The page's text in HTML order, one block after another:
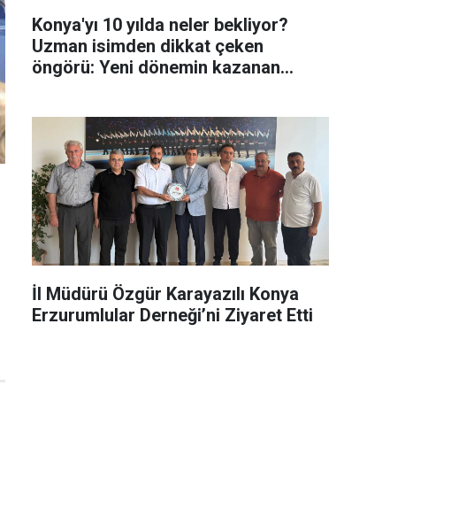
Konya'yı 10 yılda neler bekliyor?
Uzman isimden dikkat çeken
öngörü: Yeni dönemin kazanan
İl Müdürü Özgür Karayazılı Konya
Erzurumlular Derneği’ni Ziyaret Etti